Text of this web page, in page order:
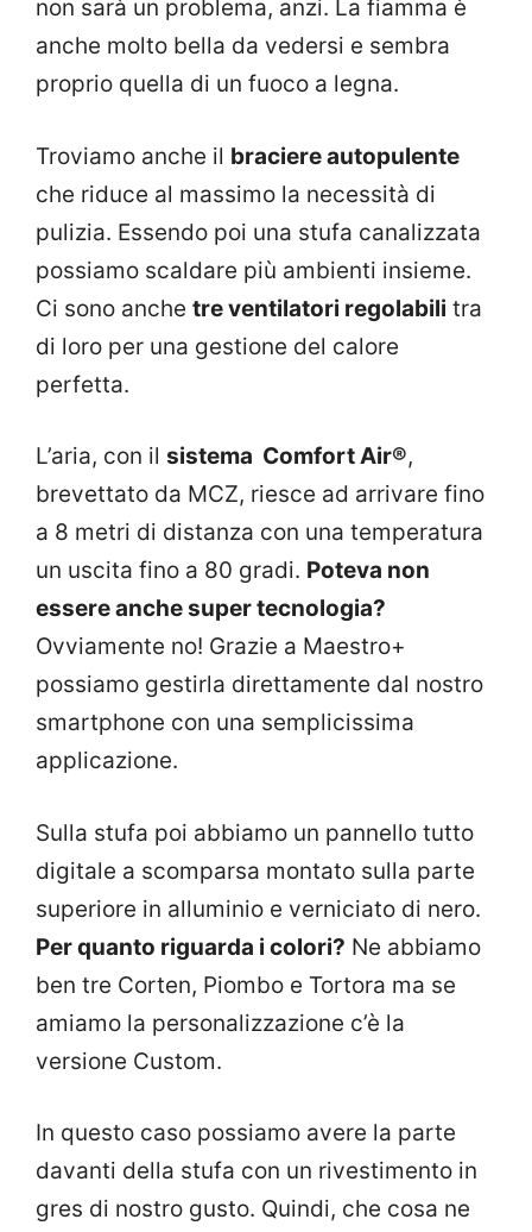
non sarà un problema, anzi. La fiamma è
anche molto bella da vedersi e sembra
proprio quella di un fuoco a legna.
Troviamo anche il braciere autopulente
che riduce al massimo la necessità di
pulizia. Essendo poi una stufa canalizzata
possiamo scaldare più ambienti insieme.
Ci sono anche tre ventilatori regolabili tra
di loro per una gestione del calore
perfetta.
L’aria, con il sistema Comfort Air®,
brevettato da MCZ, riesce ad arrivare fino
a 8 metri di distanza con una temperatura
un uscita fino a 80 gradi. Poteva non
essere anche super tecnologia?
Ovviamente no! Grazie a Maestro+
possiamo gestirla direttamente dal nostro
smartphone con una semplicissima
applicazione.
Sulla stufa poi abbiamo un pannello tutto
digitale a scomparsa montato sulla parte
superiore in alluminio e verniciato di nero.
Per quanto riguarda i colori? Ne abbiamo
ben tre Corten, Piombo e Tortora ma se
amiamo la personalizzazione c’è la
versione Custom.
In questo caso possiamo avere la parte
davanti della stufa con un rivestimento in
gres di nostro gusto. Quindi, che cosa ne